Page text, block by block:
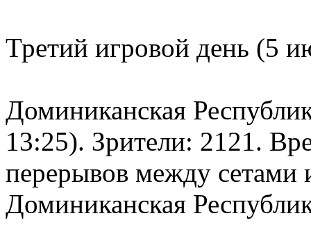
Третий игровой день (5
Доминиканская
13:25). Зрители: 2121.
перерывов между сетами
Доминиканская